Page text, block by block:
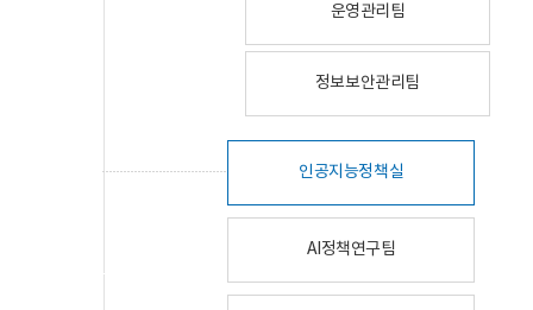
운영관리팀
정보보안관리팀
인공지능정책실
AI정책연구팀